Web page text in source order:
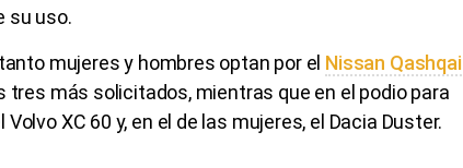
su uso.
mujeres y hombres optan por el Nissan Qashqai
tres más solicitados, mientras que en el podio para
XC 60 y, en el de las mujeres, el Dacia Duster.